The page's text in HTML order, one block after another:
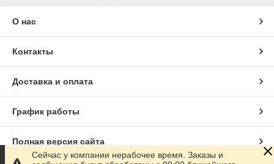
О нас
Контакты
Доставка и оплата
График работы
Полная версия сайта
Сейчас у компании нерабочее время. Заказы и